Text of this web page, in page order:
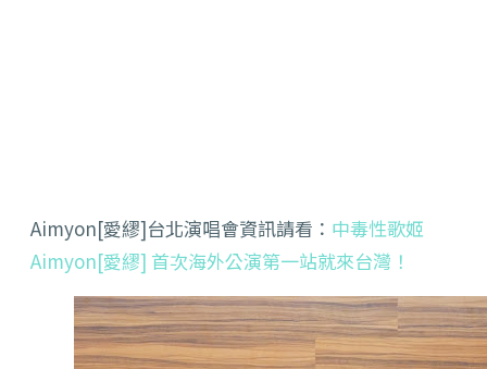
Aimyon[愛繆]台北演唱會資訊請看： 中毒性歌姬
Aimyon[愛繆] 首次海外公演第一站就來台灣！